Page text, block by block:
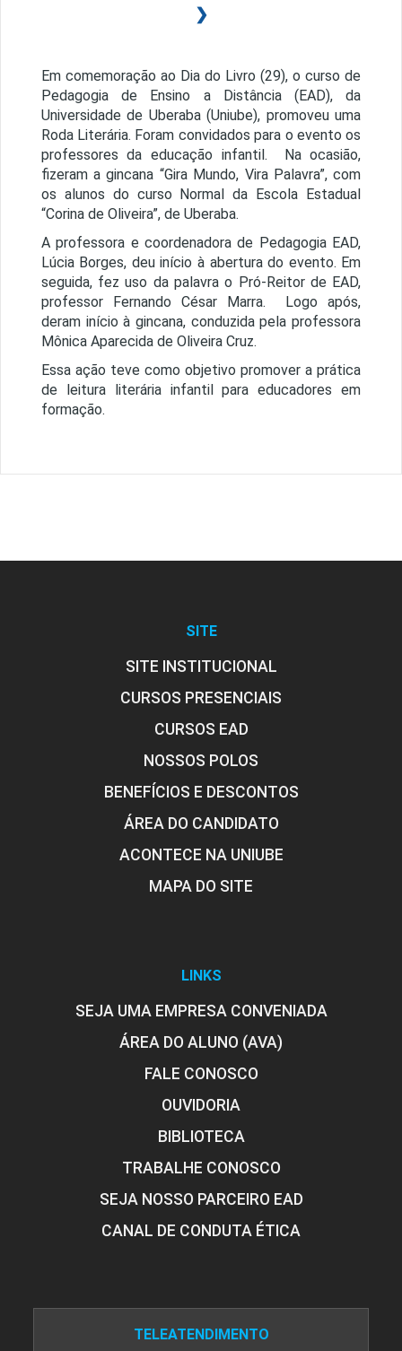
❯
Em comemoração ao Dia do Livro (29), o curso de
Pedagogia de Ensino a Distância (EAD), da
Universidade de Uberaba (Uniube), promoveu uma
Roda Literária. Foram convidados para o evento os
professores da educação infantil. Na ocasião,
fizeram a gincana “Gira Mundo, Vira Palavra”, com
os alunos do curso Normal da Escola Estadual
“Corina de Oliveira”, de Uberaba.
A professora e coordenadora de Pedagogia EAD,
Lúcia Borges, deu início à abertura do evento. Em
seguida, fez uso da palavra o Pró-Reitor de EAD,
professor Fernando César Marra. Logo após,
deram início à gincana, conduzida pela professora
Mônica Aparecida de Oliveira Cruz.
Essa ação teve como objetivo promover a prática
de leitura literária infantil para educadores em
formação.
SITE
SITE INSTITUCIONAL
CURSOS PRESENCIAIS
CURSOS EAD
NOSSOS POLOS
BENEFÍCIOS E DESCONTOS
ÁREA DO CANDIDATO
ACONTECE NA UNIUBE
MAPA DO SITE
LINKS
SEJA UMA EMPRESA CONVENIADA
ÁREA DO ALUNO (AVA)
FALE CONOSCO
OUVIDORIA
BIBLIOTECA
TRABALHE CONOSCO
SEJA NOSSO PARCEIRO EAD
CANAL DE CONDUTA ÉTICA
TELEATENDIMENTO